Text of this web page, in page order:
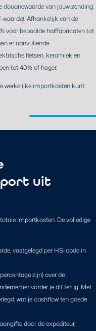
douanewaarde van jouw zending:
Afhankelijk van de
voor bepaalde halffabricaten tot
er aanvullende
fietsen, keramiek en
tot 40% of hoger.
werkelijke importkosten kunt
uit
importkosten. De volledige
vastgelegd per HS-code in
zijn) over de
vorder je dit terug. Met
wat je cashflow ten goede
door de expediteur,